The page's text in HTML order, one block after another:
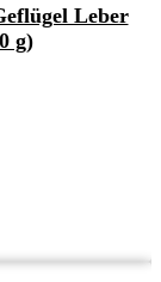
Leber
g)